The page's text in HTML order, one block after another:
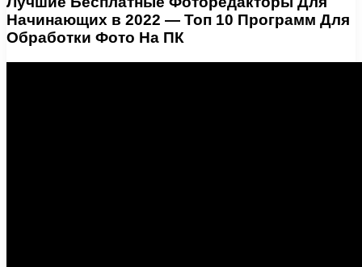
Начинающих в 2022 — Топ 10 Программ Для
Обработки Фото На ПК